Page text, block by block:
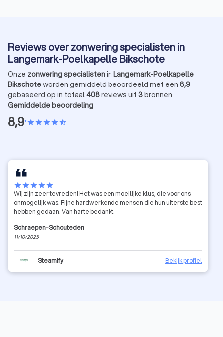
Reviews over zonwering specialisten in
Langemark-Poelkapelle Bikschote
Onze zonwering specialistenin Langemark-Poelkapelle
Bikschoteworden gemiddeld beoordeeld met een 8,9
gebaseerd op in totaal408reviews uit 3bronnen
Gemiddelde beoordeling
8,9•starstarstarstarstar_half
starstarstarstarstar
Wij zijn zeer tevreden! Het was een moeilijke klus, die voor ons
onmogelijk was. Fijne hardwerkende mensen die hun uiterste best
hebben gedaan. Van harte bedankt.
Schraepen-Schouteden
11/10/2025
Steamify Bekijk profiel